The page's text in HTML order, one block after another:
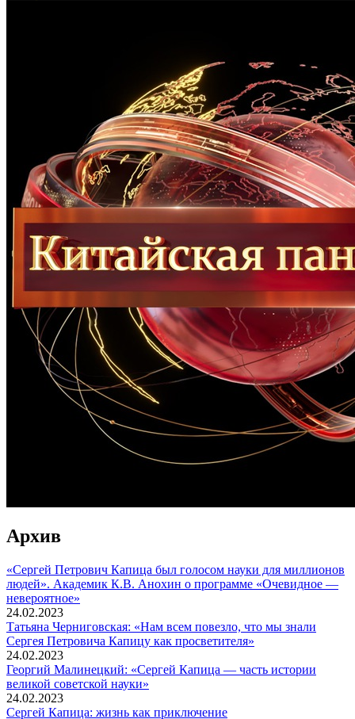
Архив
«Сергей Петрович Капица был голосом науки для миллионов
людей». Академик К.В. Анохин о программе «Очевидное —
невероятное»
24.02.2023
Татьяна Черниговская: «Нам всем повезло, что мы знали
Сергея Петровича Капицу как просветителя»
24.02.2023
Георгий Малинецкий: «Сергей Капица — часть истории
великой советской науки»
24.02.2023
Сергей Капица: жизнь как приключение